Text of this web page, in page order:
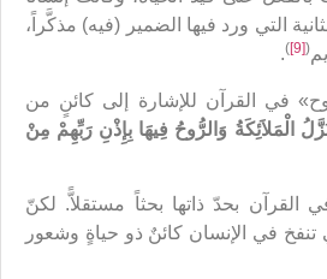
التي ورد فيها الضمير (فيه) مذكَّراً،
(
[9]
)
.
في القرآن للإشارة إلى كائنٍ من
الْمَلاَئِكَةُ وَالرُّوحُ فِيهَا بِإِذْنِ رَبِّهِمْ مِنْ
القرآن بحدّ ذاتها بحثاً مستقلاًّ. لكنّ
تنفخ في الإنسان كائنٌ ذو حياةٍ وشعور